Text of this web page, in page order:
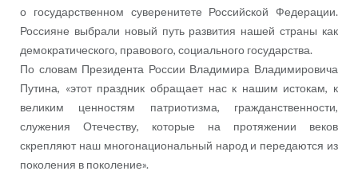
о государственном суверенитете Российской Федерации.
Россияне выбрали новый путь развития нашей страны как
демократического, правового, социального государства.
По словам Президента России Владимира Владимировича
Путина, «этот праздник обращает нас к нашим истокам, к
великим ценностям патриотизма, гражданственности,
служения Отечеству, которые на протяжении веков
скрепляют наш многонациональный народ и передаются из
поколения в поколение».